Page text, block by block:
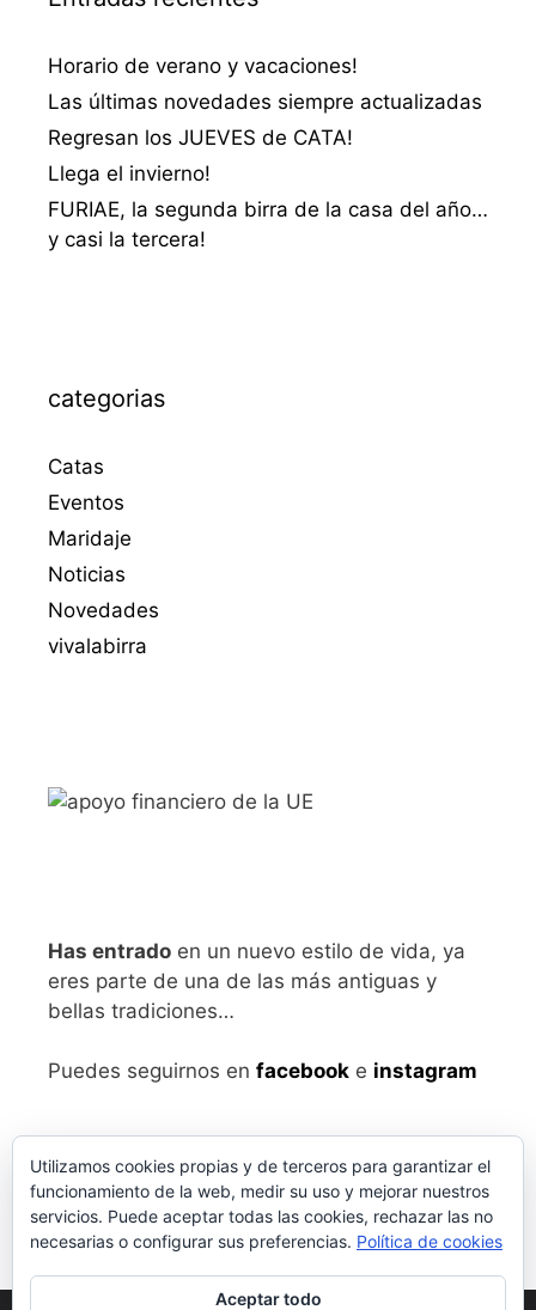
Horario de verano y vacaciones!
Las últimas novedades siempre actualizadas
Regresan los JUEVES de CATA!
Llega el invierno!
FURIAE, la segunda birra de la casa del año…
y casi la tercera!
categorias
Catas
Eventos
Maridaje
Noticias
Novedades
vivalabirra
Has entrado en un nuevo estilo de vida, ya
eres parte de una de las más antiguas y
bellas tradiciones…
Puedes seguirnos en facebook e instagram
Utilizamos cookies propias y de terceros para garantizar el
funcionamiento de la web, medir su uso y mejorar nuestros
servicios. Puede aceptar todas las cookies, rechazar las no
necesarias o configurar sus preferencias. Política de cookies
Aceptar todo